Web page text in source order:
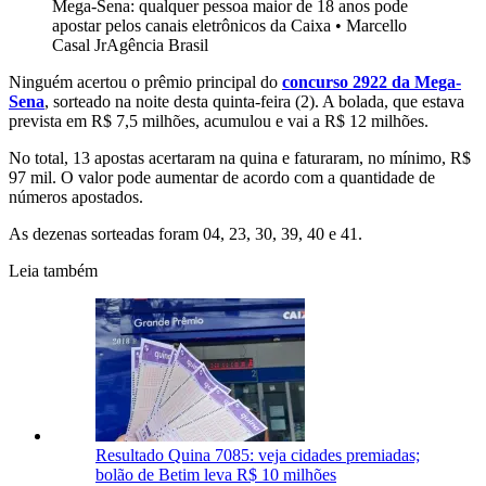
Mega-Sena: qualquer pessoa maior de 18 anos pode
apostar pelos canais eletrônicos da Caixa • Marcello
Casal JrAgência Brasil
Ninguém acertou o prêmio principal do concurso 2922 da Mega-
Sena, sorteado na noite desta quinta-feira (2). A bolada, que estava
prevista em R$ 7,5 milhões, acumulou e vai a R$ 12 milhões.
No total, 13 apostas acertaram na quina e faturaram, no mínimo, R$
97 mil. O valor pode aumentar de acordo com a quantidade de
números apostados.
As dezenas sorteadas foram 04, 23, 30, 39, 40 e 41.
Leia também
Resultado Quina 7085: veja cidades premiadas;
bolão de Betim leva R$ 10 milhões